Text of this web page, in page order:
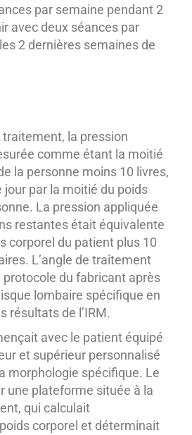
par semaine pendant 2
avec deux séances par
2 dernières semaines de
la pression
comme étant la moitié
la personne moins 10 livres,
jour par la moitié du poids
La pression appliquée
restantes était équivalente
corporel du patient plus 10
L’angle de traitement
du fabricant après
lombaire spécifique en
résultats de l’IRM.
avec le patient équipé
et supérieur personnalisé
morphologie spécifique. Le
une plateforme située à la
qui calculait
corporel et déterminait